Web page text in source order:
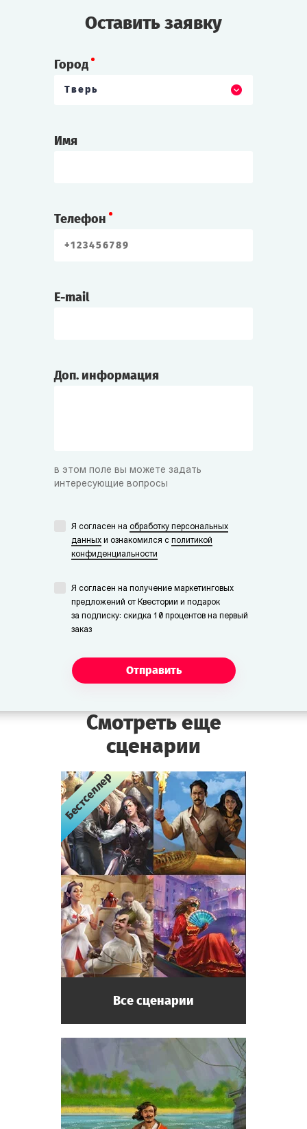
Оставить заявку
Город
Тверь
Имя
Телефон
E-mail
Доп. информация
в этом поле вы можете задать
интересующие вопросы
Я согласен на обработку персональных
данных и ознакомился с политикой
конфиденциальности
Я согласен на получение маркетинговых
предложений от Квестории и подарок
за подписку: скидка 10 процентов на первый
заказ
Отправить
Смотреть еще
сценарии
Все сценарии
Бестселлер
Бестселлер
Бестселлер
Бестселлер